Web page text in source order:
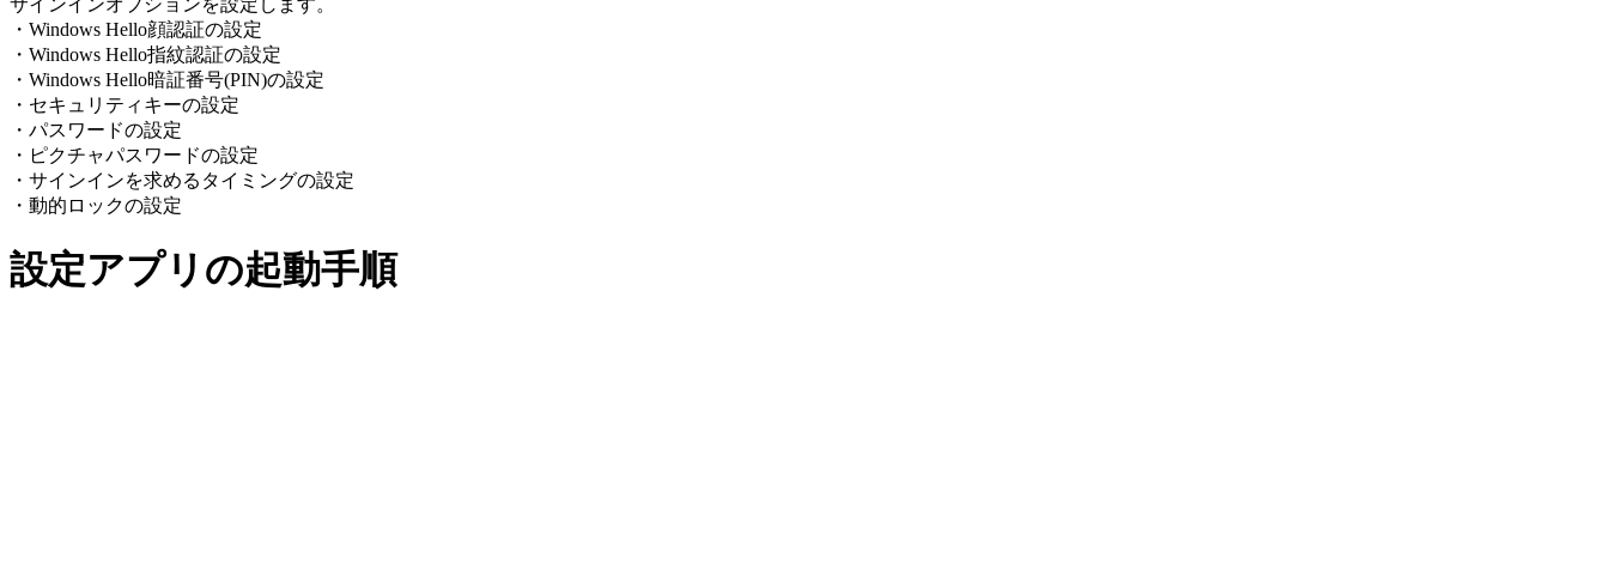
・Windows Hello顔認証の設定
・Windows Hello指紋認証の設定
・Windows Hello暗証番号(PIN)の設定
・セキュリティキーの設定
・パスワードの設定
・ピクチャパスワードの設定
・サインインを求めるタイミングの設定
・動的ロックの設定
設定アプリの起動手順